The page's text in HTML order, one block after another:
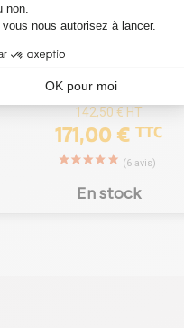
INJECTEUR POUR
A2C59507596
Ref. A2C59507596
142,50 € HT
171,00 € TTC
En stock